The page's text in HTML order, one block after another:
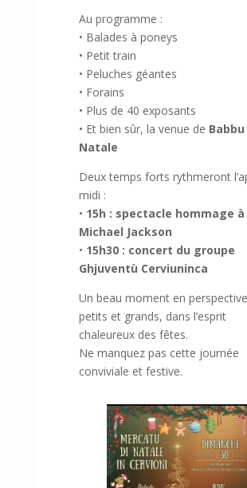
Au programme :
• Balades à poneys
• Petit train
• Peluches géantes
• Forains
• Plus de 40 exposants
• Et bien sûr, la venue de Babbu
Natale
Deux temps forts rythmeront
midi :
• 15h : spectacle hommage à
Michael Jackson
• 15h30 : concert du groupe
Ghjuventù Cerviuninca
Un beau moment en
petits et grands, dans l’esprit
chaleureux des fêtes.
Ne manquez pas cette journée
conviviale et festive.